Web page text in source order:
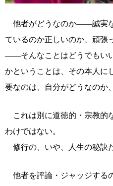
他者がどうなのか――誠実
ているのか正しいのか、頑張
――そんなことはどうでもい
かということは、その本人に
要なのは、自分がどうなのか
これは別に道徳的・宗教的
わけではない。
修行の、いや、人生の秘訣
他者を評論・ジャッジする